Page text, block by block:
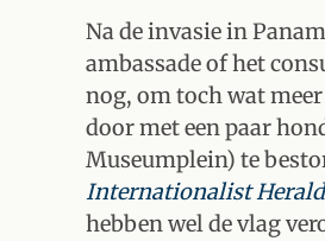
Na de invasie in
ambassade of het
nog, om toch wat
door met een paar
Museumplein) te
Internationalist
hebben wel de vlag